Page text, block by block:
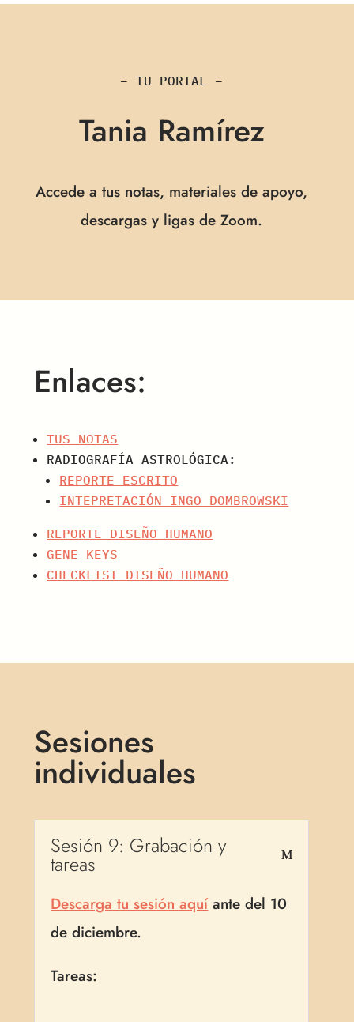
– TU PORTAL –
Tania Ramírez
Accede a tus notas, materiales de apoyo,
descargas y ligas de Zoom.
Enlaces:
TUS NOTAS
RADIOGRAFÍA ASTROLÓGICA:
REPORTE ESCRITO
INTEPRETACIÓN INGO DOMBROWSKI
REPORTE DISEÑO HUMANO
GENE KEYS
CHECKLIST DISEÑO HUMANO
Sesiones
individuales
Sesión 9: Grabación y
tareas
Descarga tu sesión aquíante del 10
de diciembre.
Tareas: